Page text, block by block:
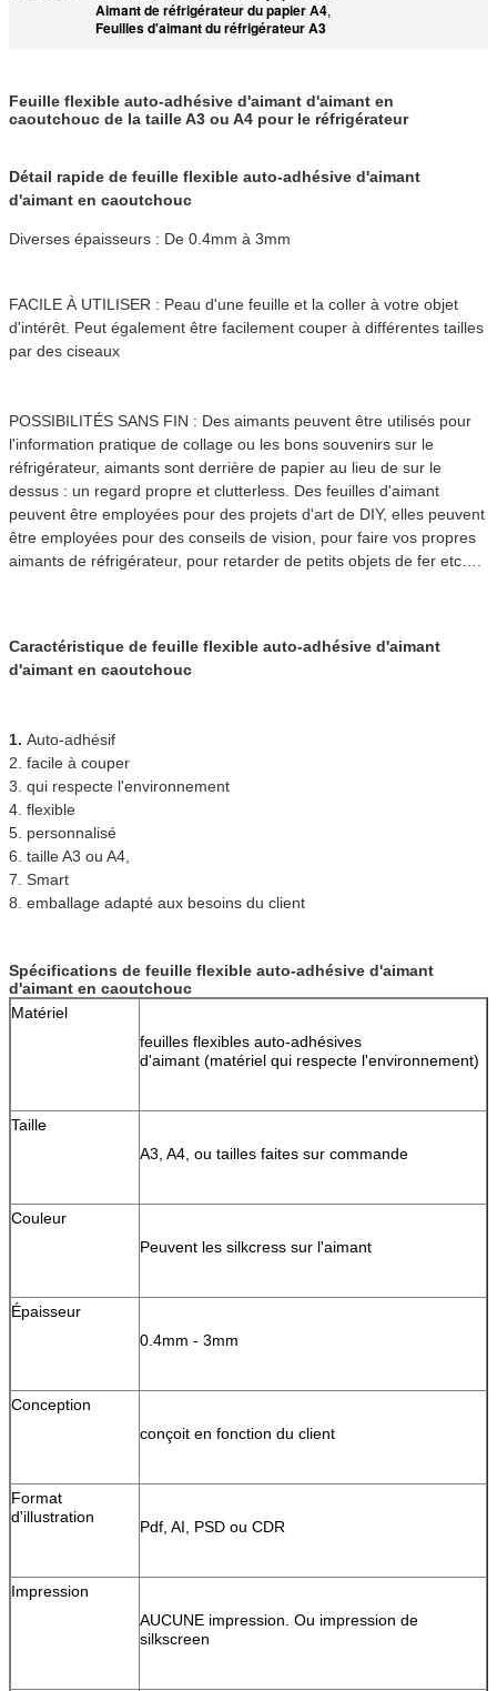
Aimant de réfrigérateur du papier A4,
Feuilles d'aimant du réfrigérateur A3
Feuille flexible auto-adhésive d'aimant d'aimant en
caoutchouc de la taille A3 ou A4 pour le réfrigérateur
Détail rapide de feuille flexible auto-adhésive d'aimant
d'aimant en caoutchouc
Diverses épaisseurs : De 0.4mm à 3mm
FACILE À UTILISER : Peau d'une feuille et la coller à votre objet
d'intérêt. Peut également être facilement couper à différentes tailles
par des ciseaux
POSSIBILITÉS SANS FIN : Des aimants peuvent être utilisés pour
l'information pratique de collage ou les bons souvenirs sur le
réfrigérateur, aimants sont derrière de papier au lieu de sur le
dessus : un regard propre et clutterless. Des feuilles d'aimant
peuvent être employées pour des projets d'art de DIY, elles peuvent
être employées pour des conseils de vision, pour faire vos propres
aimants de réfrigérateur, pour retarder de petits objets de fer etc….
Caractéristique de feuille flexible auto-adhésive d'aimant
d'aimant en caoutchouc
1. Auto-adhésif
2. facile à couper
3. qui respecte l'environnement
4. flexible
5. personnalisé
6. taille A3 ou A4,
7. Smart
8. emballage adapté aux besoins du client
Spécifications de feuille flexible auto-adhésive d'aimant
d'aimant en caoutchouc
Matériel
feuilles flexibles auto-adhésives
d'aimant (matériel qui respecte l'environnement)
Taille
A3, A4, ou tailles faites sur commande
Couleur
Peuvent les silkcress sur l'aimant
Épaisseur
0.4mm - 3mm
Conception
conçoit en fonction du client
Format
d'illustration
Pdf, AI, PSD ou CDR
Impression
AUCUNE impression. Ou impression de
silkscreen